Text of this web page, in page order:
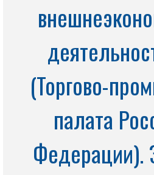
(Торгово-
палата
Федерации).